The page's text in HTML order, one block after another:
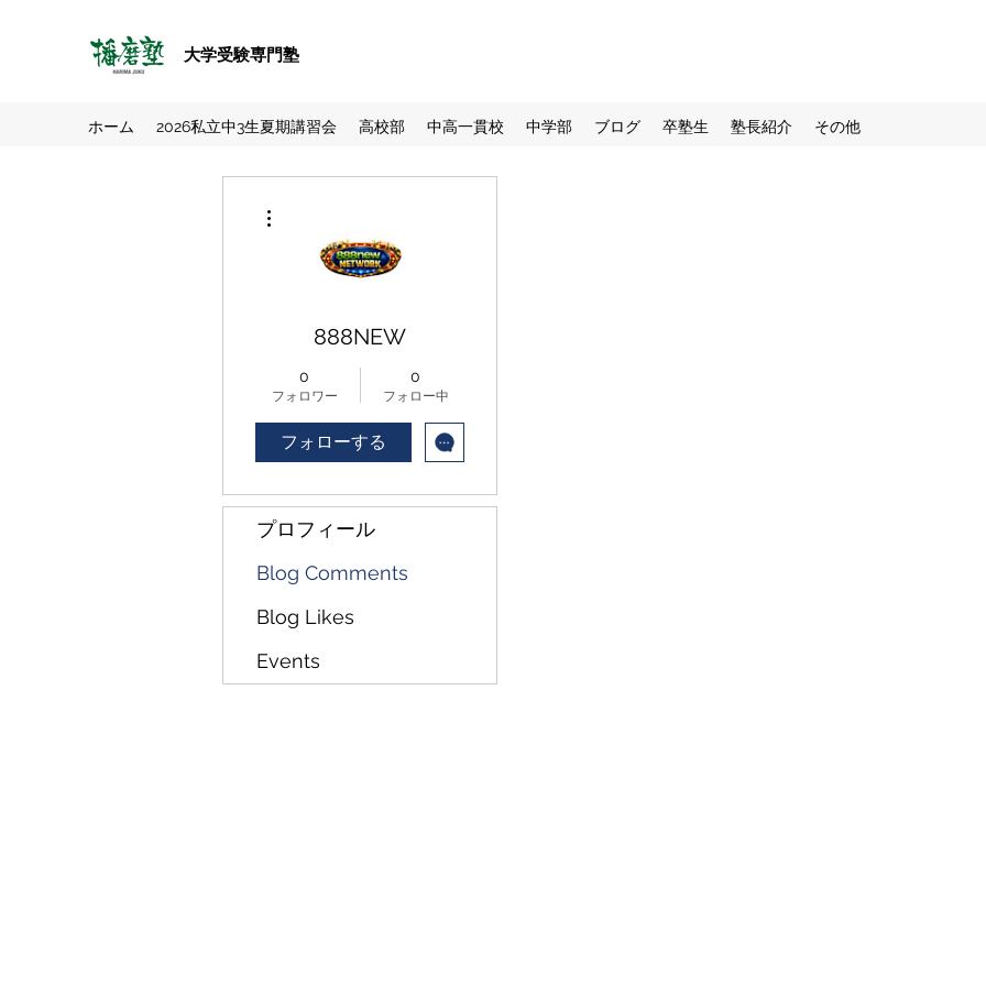
大学受験専門塾
ホーム 2026私立中3生夏期講習会 高校部 中高一貫校 中学部 ブログ 卒塾生 塾長紹介 その他
888NEW
0
フォロワー
0
フォロー中
フォローする
プロフィール
Blog Comments
Blog Likes
Events